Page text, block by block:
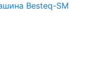
Besteq-SM